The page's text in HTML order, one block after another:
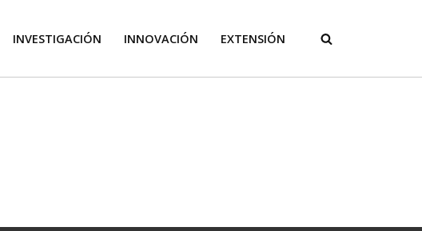
INVESTIGACIÓN INNOVACIÓN EXTENSIÓN